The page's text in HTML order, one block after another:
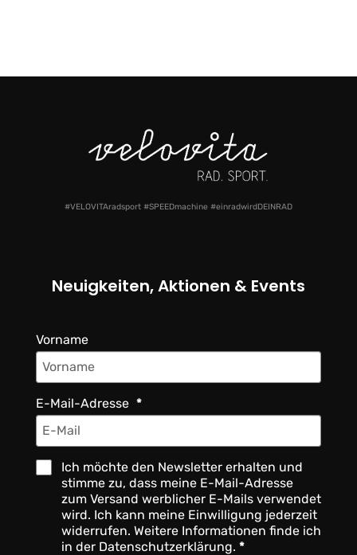
#VELOVITAradsport #SPEEDmachine #einradwirdDEINRAD
Neuigkeiten, Aktionen & Events
Vorname
E-Mail-Adresse
Ich möchte den Newsletter erhalten und
stimme zu, dass meine E-Mail-Adresse
zum Versand werblicher E-Mails verwendet
wird. Ich kann meine Einwilligung jederzeit
widerrufen. Weitere Informationen finde ich
in der Datenschutzerklärung.